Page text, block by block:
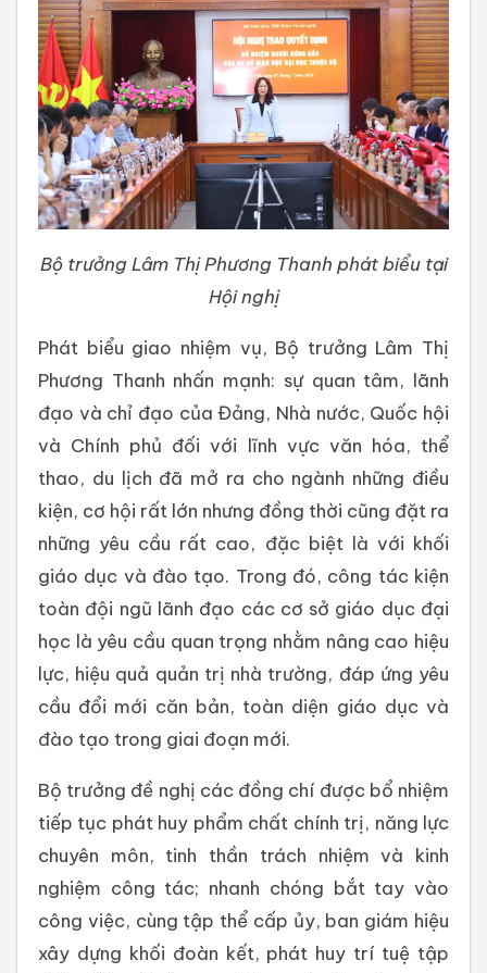
Bộ trưởng Lâm Thị Phương Thanh phát biểu tại
Hội nghị
Phát biểu giao nhiệm vụ, Bộ trưởng Lâm Thị
Phương Thanh nhấn mạnh: sự quan tâm, lãnh
đạo và chỉ đạo của Đảng, Nhà nước, Quốc hội
và Chính phủ đối với lĩnh vực văn hóa, thể
thao, du lịch đã mở ra cho ngành những điều
kiện, cơ hội rất lớn nhưng đồng thời cũng đặt ra
những yêu cầu rất cao, đặc biệt là với khối
giáo dục và đào tạo. Trong đó, công tác kiện
toàn đội ngũ lãnh đạo các cơ sở giáo dục đại
học là yêu cầu quan trọng nhằm nâng cao hiệu
lực, hiệu quả quản trị nhà trường, đáp ứng yêu
cầu đổi mới căn bản, toàn diện giáo dục và
đào tạo trong giai đoạn mới.
Bộ trưởng đề nghị các đồng chí được bổ nhiệm
tiếp tục phát huy phẩm chất chính trị, năng lực
chuyên môn, tinh thần trách nhiệm và kinh
nghiệm công tác; nhanh chóng bắt tay vào
công việc, cùng tập thể cấp ủy, ban giám hiệu
xây dựng khối đoàn kết, phát huy trí tuệ tập